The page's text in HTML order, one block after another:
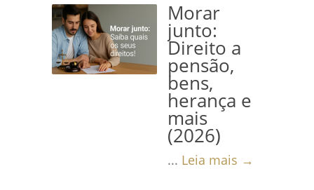
→
Morar
junto:
Direito a
pensão,
bens,
herança e
mais
(2026)
... Leia mais →